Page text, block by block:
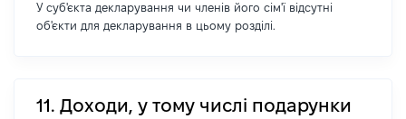
У суб'єкта декларування чи членів його сім'ї відсутні
об'єкти для декларування в цьому розділі.
11. Доходи, у тому числі подарунки